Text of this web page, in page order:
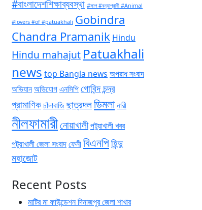
#বাংলাদেশশিক্ষাব্যবস্থা #সাপ #বন্যাপ্রানী #Animal
#lovers #of #patuakhali Gobindra
Chandra Pramanik Hindu
Hindu mahajut Patuakhali
news top Bangla news অপরাধ সংবাদ
অভিযানঅভিযোগএনসিপিগোবিন্দ চন্দ্র
প্রামাণিকচাঁদাবাজিছাত্রদলডিমলানারী
নীলফামারীনোয়াখালীপটুয়াখালী খবর
পটুয়াখালী জেলা সংবাদফেনীবিএনপিহিন্দু
মহাজোট
Recent Posts
মাটির মা ফাউন্ডেশন দিনাজপুর জেলা শাখার